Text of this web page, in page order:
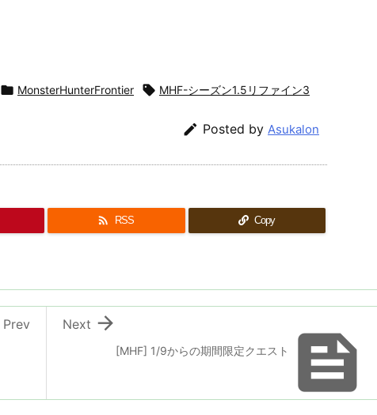
 MonsterHunterFrontier  MHF-シーズン1.5リファイン3
 Posted by Asukalon
 RSS Copy

[MHF] 1/9からの期間限定クエスト

Next
Prev